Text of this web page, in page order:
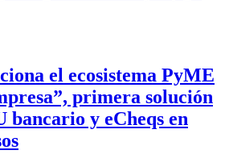
el ecosistema PyME
primera solución
bancario y eCheqs en